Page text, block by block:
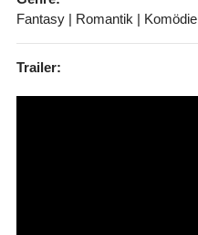
Fantasy | Romantik | Komödie
Trailer: